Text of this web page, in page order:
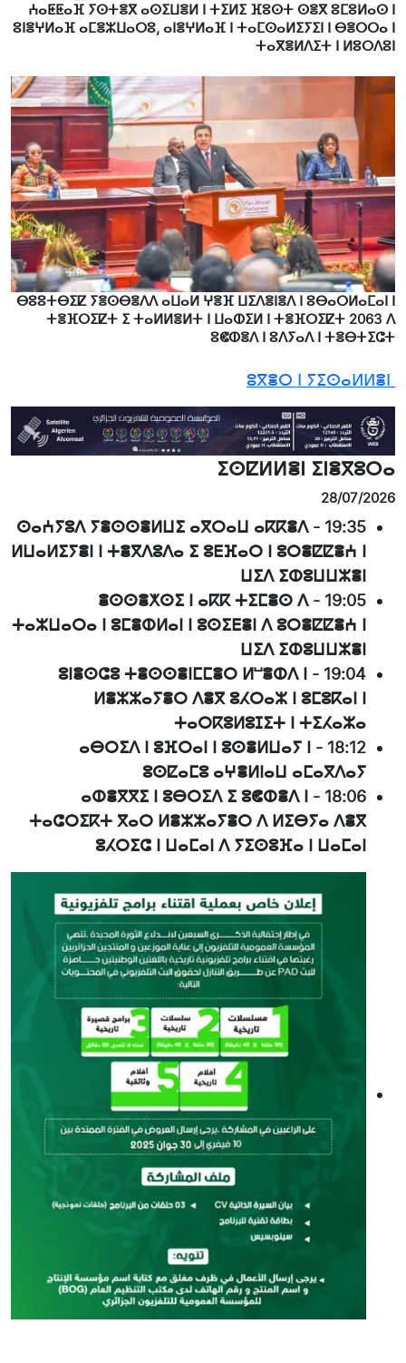
ⵄⴰⵟⵟⴰⴼ ⵢⵙⵜⴻⴳ ⴰⵙⵉⵡⴻⵍ ⵏ ⵜⵉⵍⵉ ⴼⵓⵙⵜ ⵙⴻⴳ ⵓⵎⵓⵍⴰⵙ ⵏ
ⵓⵏⴻⵖⵍⴰⴼ ⴰⵎⴻⵣⵡⴰⵔⵓ, ⴰⵏⴻⵖⵍⴰⴼ ⵏ ⵜⴰⵎⵙⴰⵍⵉⵢⵉⵏ ⵏ ⴱⴻⵔⵔⴰ ⵏ
ⵜⴰⴳⴻⵍⴷⵉⵜ ⵏ ⵍⵓⵔⴷⵓⵏ
ⴱⵓⵓⵜⴱⵉⵇ ⵢⴻⵙⴱⴻⴷⴷ ⴰⵡⴰⵍ ⵖⴻⴼ ⵡⵉⴷⴻⵏⴻⴷ ⵏ ⵓⴱⴰⵔⵍⴰⵎⴰⵏ ⵏ
ⵜⴻⴼⵔⵉⵇⵜ ⵉ ⵜⴰⵍⵍⴻⵍⵜ ⵏ ⵡⴰⵀⵉⵍ ⵏ ⵜⴻⴼⵔⵉⵇⵜ 2063 ⴷ
ⵓⵞⵀⴻⴷ ⵏ ⵓⴷⵢⴰⴷ ⵏ ⵜⴻⴱⵜⵉⵛⵜ
ⵉⵙⵇⵍⵍⴻⵏ ⵉⵏⴻⴳⵓⵔⴰ
28/07/2026
19:35
-
ⵙⴰⵄⵢⵓⴷ ⵢⴻⵙⵙⴻⵍⵡⵉ ⴰⴳⵔⴰⵡ ⴰⴽⴽⴻⴷ
ⵍⵡⴰⵍⵉⵢⴻⵏ ⵏ ⵜⴻⴳⴷⵓⴷⴰ ⵉ ⵓⴹⴼⴰⵔ ⵏ ⵓⵔⴻⵇⵇⴻⵄ ⵏ
ⵡⵉⴷ ⵉⵀⵓⵡⵡⵣⴻⵏ
19:05
-
ⴻⵙⵙⴻⵅⵙⵉ ⵏ ⴰⴽⴽ ⵜⵉⵎⴻⵙ ⴷ
ⵜⴰⵣⵡⴰⵔⴰ ⵏ ⵓⵎⴻⵀⵍⴰⵏ ⵏ ⵓⵙⵉⴹⴻⵏ ⴷ ⵓⵔⴻⵇⵇⴻⵄ ⵏ
ⵡⵉⴷ ⵉⵀⵓⵡⵡⵣⴻⵏ
19:04
-
ⵓⵏⴻⵙⵛⵓ ⵜⴻⵙⵙⴻⵏⵎⵎⴻⵔ ⵍⵯⴻⵀⴷ ⵏ
ⵍⴻⵣⵣⴰⵢⴻⵔ ⴷⴻⴳ ⵓⵃⵔⴰⵣ ⵏ ⵓⵎⵓⴽⴰⵏ ⵏ
ⵜⴰⵔⴽⵓⵍⵓⵊⵉⵜ ⵏ ⵜⵉⵃⴰⵣⴰ
18:12
-
ⴰⴱⵔⵉⴷ ⵏ ⵓⴼⵔⴰⵏ ⵏ ⵓⵙⴻⵍⵡⴰⵢ ⵏ
ⵓⵙⵇⴰⵎⵓ ⴰⵖⴻⵍⵏⴰⵡ ⴰⵎⴰⴳⴷⴰⵢ
18:06
-
ⴰⵀⴻⴳⴳⵉ ⵏ ⵓⴱⵔⵉⴷ ⵉ ⵓⵞⵀⴻⴷ ⵏ
ⵜⴰⵛⵔⵉⴽⵜ ⴳⴰⵔ ⵍⴻⵣⵣⴰⵢⴻⵔ ⴷ ⵍⵉⴱⵢⴰ ⴷⴻⴳ
ⵓⵃⵔⵉⵛ ⵏ ⵡⴰⵎⴰⵏ ⴷ ⵢⵉⵙⵓⴼⴰ ⵏ ⵡⴰⵎⴰⵏ